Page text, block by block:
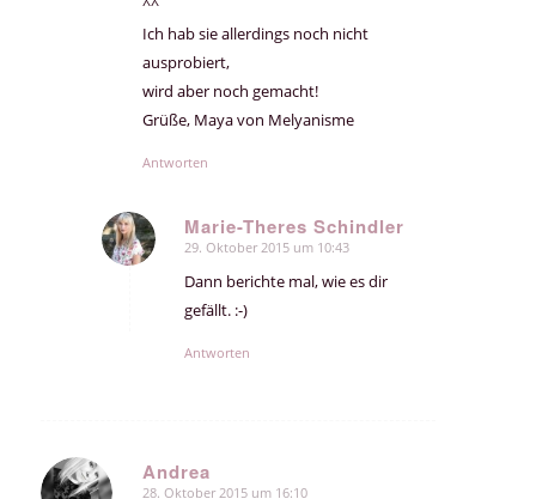
^^
Ich hab sie allerdings noch nicht
ausprobiert,
wird aber noch gemacht!
Grüße, Maya von Melyanisme
Antworten
Marie-Theres Schindler
sagte:
29. Oktober 2015 um 10:43
Dann berichte mal, wie es dir
gefällt. :-)
Antworten
Andrea
28. Oktober 2015 um 16:10